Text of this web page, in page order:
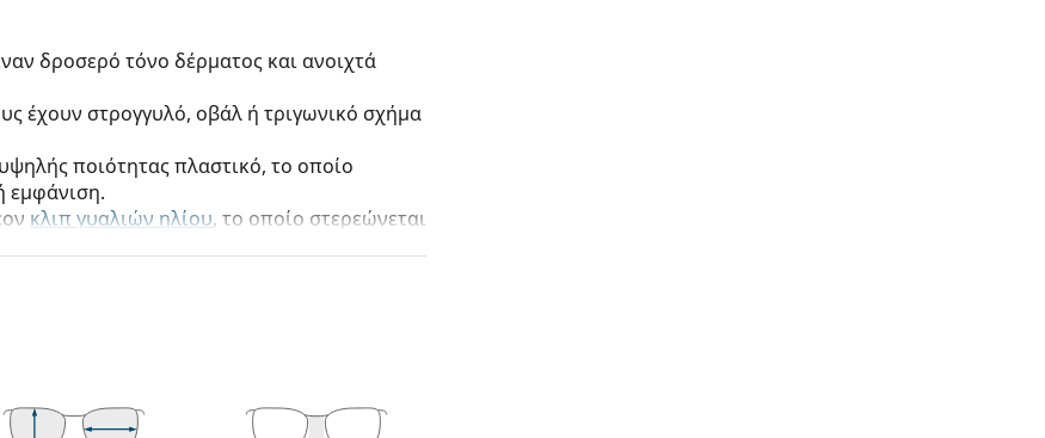
δροσερό τόνο δέρματος και ανοιχτά
έχουν στρογγυλό, οβάλ ή τριγωνικό σχήμα
ποιότητας πλαστικό, το οποίο
εμφάνιση.
κλιπ γυαλιών ηλίου, το οποίο στερεώνεται
και εύκολη. Ωστόσο, εάν έχετε υψηλότερες
λεπτή έκδοση των φακών, ώστε το κλιπ να
συνηθισμένους τύπους σκελετών που
βραχίονες. Θα ανυψώσουν και θα
τους. Μερικά από τα